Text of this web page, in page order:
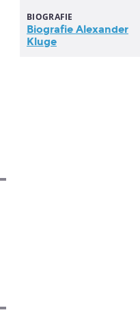
BIOGRAFIE
Biografie Alexander
Kluge